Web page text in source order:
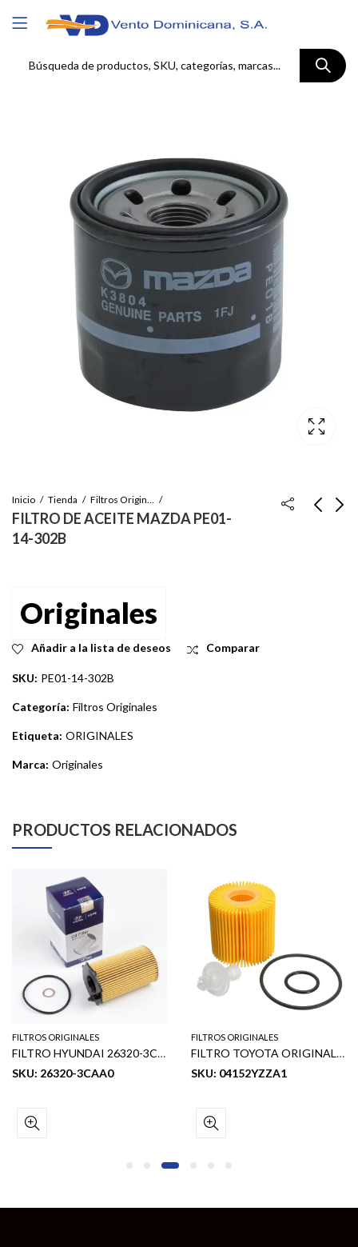
Inicio Tienda Filtros Originales
FILTRO DE ACEITE MAZDA PE01-
14-302B
Originales
Añadir a la lista de deseos Comparar
SKU: PE01-14-302B
Categoría: Filtros Originales
Etiqueta: ORIGINALES
Marca: Originales
PRODUCTOS RELACIONADOS
FILTROS ORIGINALES
FILTRO HYUNDAI 26320-3CAA0
SKU: 26320-3CAA0
FILTROS ORIGINALES
FILTRO TOYOTA ORIGINAL 04152YZZA1
SKU: 04152YZZA1